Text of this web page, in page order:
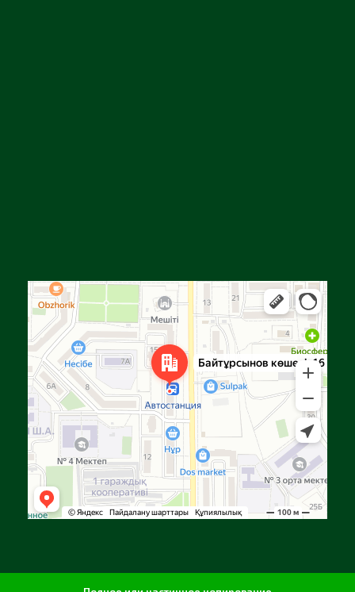
Улица Байтурсынова, 16 — Яндекс Карты